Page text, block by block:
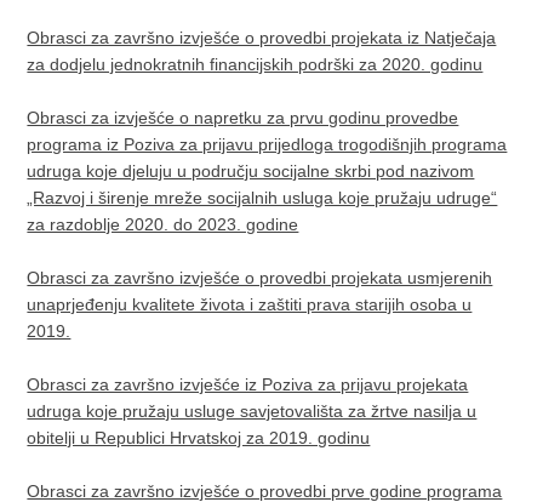
Obrasci za završno izvješće o provedbi projekata iz Natječaja
za dodjelu jednokratnih financijskih podrški za 2020. godinu
Obrasci za izvješće o napretku za prvu godinu provedbe
programa iz Poziva za prijavu prijedloga trogodišnjih programa
udruga koje djeluju u području socijalne skrbi pod nazivom
„Razvoj i širenje mreže socijalnih usluga koje pružaju udruge“
za razdoblje 2020. do 2023. godine
Obrasci za završno izvješće o provedbi projekata usmjerenih
unaprjeđenju kvalitete života i zaštiti prava starijih osoba u
2019.
Obrasci za završno izvješće iz Poziva za prijavu projekata
udruga koje pružaju usluge savjetovališta za žrtve nasilja u
obitelji u Republici Hrvatskoj za 2019. godinu
Obrasci za završno izvješće o provedbi prve godine programa